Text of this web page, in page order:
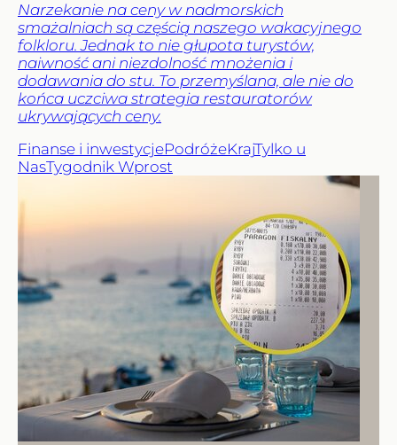
Narzekanie na ceny w nadmorskich
smażalniach są częścią naszego wakacyjnego
folkloru. Jednak to nie głupota turystów,
naiwność ani niezdolność mnożenia i
dodawania do stu. To przemyślana, ale nie do
końca uczciwa strategia restauratorów
ukrywających ceny.
Finanse i inwestycjePodróżeKrajTylko u
NasTygodnik Wprost